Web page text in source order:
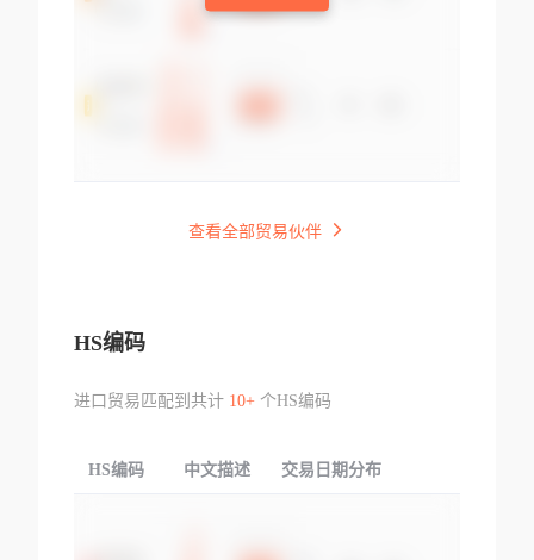
查看全部贸易伙伴
HS编码
进口贸易匹配到共计 10+个HS编码
HS编码 中文描述 交易日期分布